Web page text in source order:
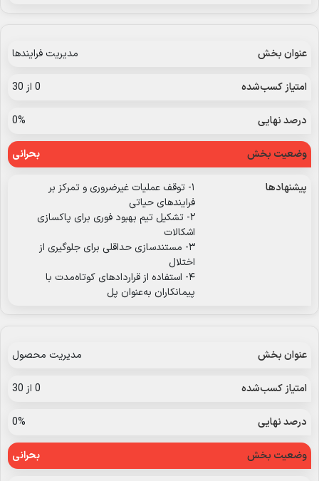
مدیریت فرایندها
0 از 30
0%
بحرانی
۱- توقف عملیات غیرضروری و تمرکز بر
فرایندهای حیاتی
۲- تشکیل تیم بهبود فوری برای پاکسازی
اشکالات
۳- مستندسازی حداقلی برای جلوگیری از
اختلال
۴- استفاده از قراردادهای کوتاه‌مدت با
پیمانکاران به‌عنوان پل
مدیریت محصول
0 از 30
0%
بحرانی